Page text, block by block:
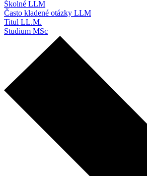
Školné LLM
Často kladené otázky LLM
Titul LL.M.
Studium MSc